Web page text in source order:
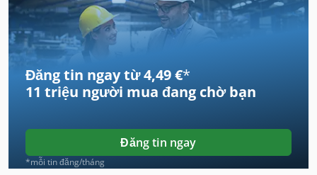
Case Ih 5120
Case Ih 5140
Case Ih 7120
Case Ih 7130
Case Ih 7140
Case Ih 7220
Đăng tin ngay từ 4,49 €*
11 triệu người mua đang chờ bạn
Đăng tin ngay
*mỗi tin đăng/tháng